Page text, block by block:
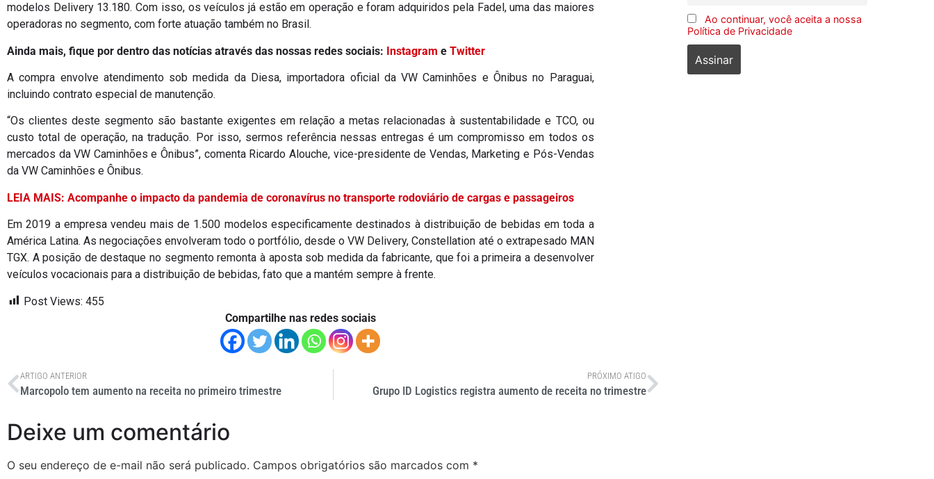
modelos Delivery 13.180. Com isso, os veículos já estão em operação e foram adquiridos pela Fadel, uma das maiores
operadoras no segmento, com forte atuação também no Brasil.
Ainda mais, fique por dentro das notícias através das nossas redes sociais: Instagram e Twitter
A compra envolve atendimento sob medida da Diesa, importadora oficial da VW Caminhões e Ônibus no Paraguai,
incluindo contrato especial de manutenção.
“Os clientes deste segmento são bastante exigentes em relação a metas relacionadas à sustentabilidade e TCO, ou
custo total de operação, na tradução. Por isso, sermos referência nessas entregas é um compromisso em todos os
mercados da VW Caminhões e Ônibus”, comenta Ricardo Alouche, vice-presidente de Vendas, Marketing e Pós-Vendas
da VW Caminhões e Ônibus.
LEIA MAIS: Acompanhe o impacto da pandemia de coronavírus no transporte rodoviário de cargas e passageiros
Em 2019 a empresa vendeu mais de 1.500 modelos especificamente destinados à distribuição de bebidas em toda a
América Latina. As negociações envolveram todo o portfólio, desde o VW Delivery, Constellation até o extrapesado MAN
TGX. A posição de destaque no segmento remonta à aposta sob medida da fabricante, que foi a primeira a desenvolver
veículos vocacionais para a distribuição de bebidas, fato que a mantém sempre à frente.
Post Views: 455
Compartilhe nas redes sociais
ARTIGO ANTERIOR
Marcopolo tem aumento na receita no primeiro trimestre
PRÓXIMO ATIGO
Grupo ID Logistics registra aumento de receita no trimestre
Deixe um comentário
O seu endereço de e-mail não será publicado. Campos obrigatórios são marcados com *
Ao continuar, você aceita a nossa
Política de Privacidade